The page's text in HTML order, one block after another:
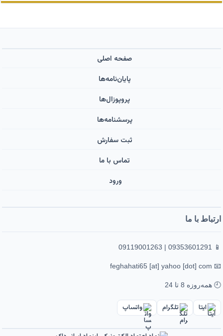
صفحه اصلی
پایان‌نامه‌ها
پروپوزال‌ها
پرسشنامه‌ها
ثبت سفارش
تماس با ما
ورود ‌
ارتباط با ما
📱 09353601291 | 09119001263
📧 feghahati65 [at] yahoo [dot] com
🕘 همه‌روزه 8 تا 24
ایتا تلگرام واتساپ